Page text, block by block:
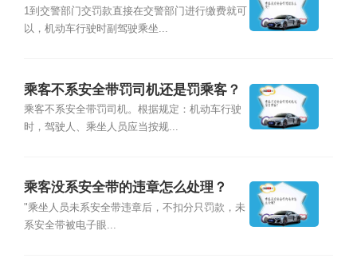
1到交警部门交罚款直接在交警部门进行缴费就可
以，机动车行驶时副驾驶乘坐...
乘客不系安全带罚司机还是罚乘客？
乘客不系安全带罚司机。根据规定：机动车行驶
时，驾驶人、乘坐人员应当按规...
乘客没系安全带的违章怎么处理？
"乘坐人员未系安全带违章后，不扣分只罚款，未
系安全带被电子眼...